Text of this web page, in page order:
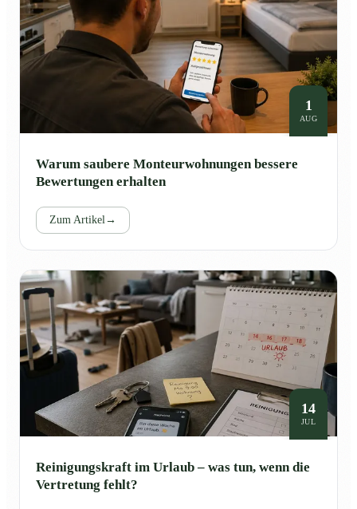
1
AUG
Warum saubere Monteurwohnungen bessere
Bewertungen erhalten
Zum Artikel →
14
JUL
Reinigungskraft im Urlaub – was tun, wenn die
Vertretung fehlt?